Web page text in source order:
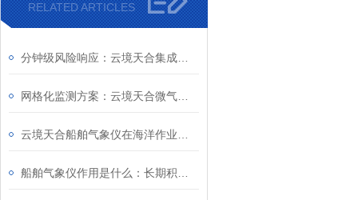
RELATED ARTICLES